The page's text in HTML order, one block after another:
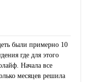
были примерно 10
где для этого
Начала все
месяцев решила